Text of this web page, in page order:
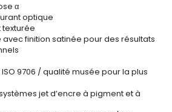
α
optique
texturée
avec finition satinée pour des résultats
9706 / qualité musée pour la plus
jet d’encre à pigment et à